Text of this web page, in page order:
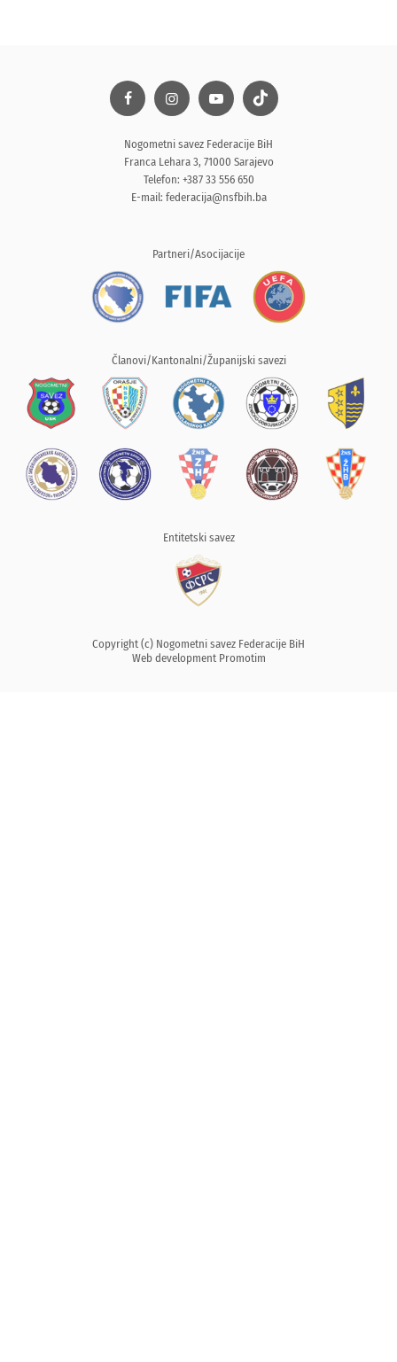
Nogometni savez Federacije BiH
Franca Lehara 3, 71000 Sarajevo
Telefon: +387 33 556 650
E-mail: federacija@nsfbih.ba
Partneri/Asocijacije
Članovi/Kantonalni/Županijski savezi
Entitetski savez
Copyright (c) Nogometni savez Federacije BiH
Web development Promotim